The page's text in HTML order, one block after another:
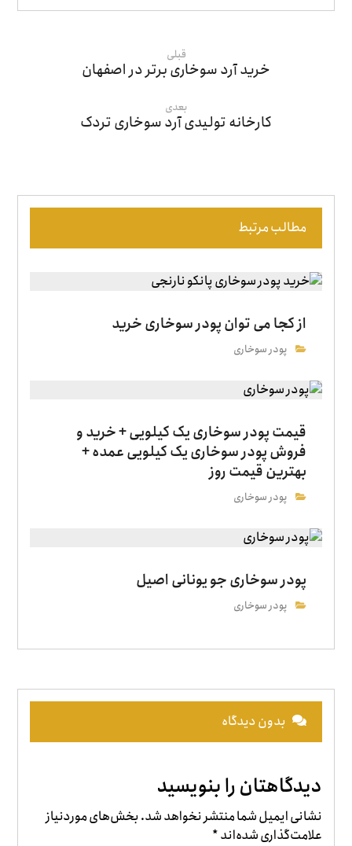
قبلی
خرید آرد سوخاری برتر در اصفهان
بعدی
کارخانه تولیدی آرد سوخاری تردک
مطالب مرتبط
از کجا می توان پودر سوخاری خرید
پودر سوخاری
قیمت پودر سوخاری یک کیلویی + خرید و
فروش پودر سوخاری یک کیلویی عمده +
بهترین قیمت روز
پودر سوخاری
پودر سوخاری جو یونانی اصیل
پودر سوخاری
بدون دیدگاه
دیدگاهتان را بنویسید
نشانی ایمیل شما منتشر نخواهد شد.بخش‌های موردنیاز
علامت‌گذاری شده‌اند*